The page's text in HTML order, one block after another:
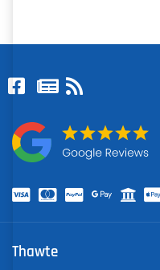
Thawte